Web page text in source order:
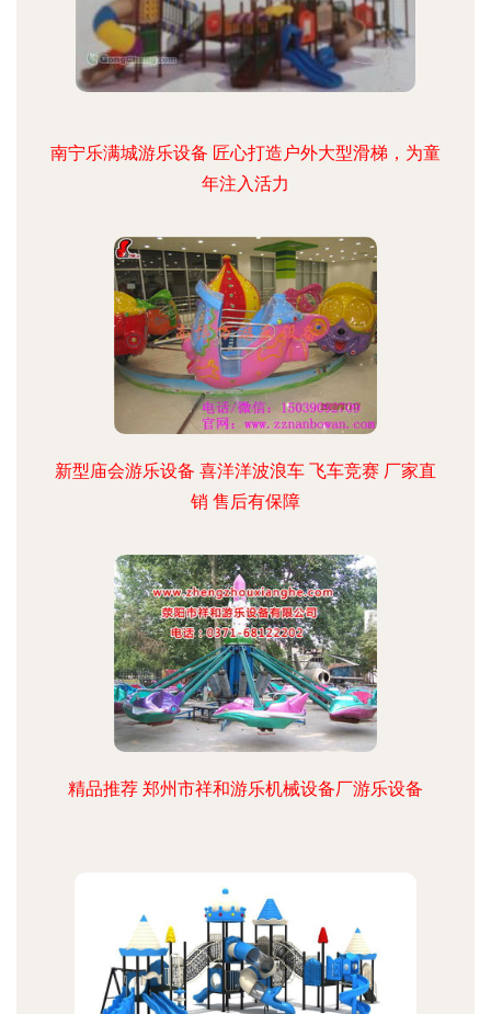
南宁乐满城游乐设备 匠心打造户外大型滑梯，为童
年注入活力
新型庙会游乐设备 喜洋洋波浪车 飞车竞赛 厂家直
销 售后有保障
精品推荐 郑州市祥和游乐机械设备厂游乐设备